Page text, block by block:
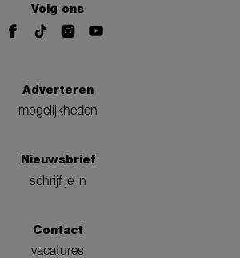
Volg ons
Adverteren
mogelijkheden
Nieuwsbrief
schrijf je in
Contact
vacatures